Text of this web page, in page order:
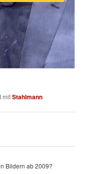
mitStahlmann
Bildern ab 2009?